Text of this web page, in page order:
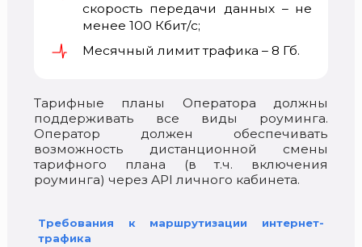
скорость передачи данных – не
менее 100 Кбит/с;
Месячный лимит трафика – 8 Гб.
Тарифные планы Оператора должны
поддерживать все виды роуминга.
Оператор должен обеспечивать
возможность дистанционной смены
тарифного плана (в т.ч. включения
роуминга) через API личного кабинета.
Требования к маршрутизации интернет-
трафика